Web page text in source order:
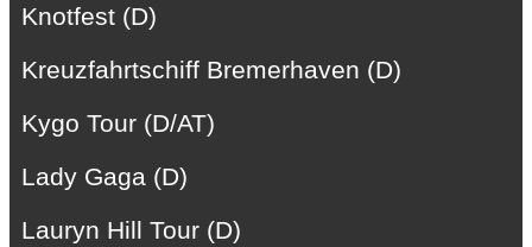
Knotfest (D)
Kreuzfahrtschiff Bremerhaven (D)
Kygo Tour (D/AT)
Lady Gaga (D)
Lauryn Hill Tour (D)